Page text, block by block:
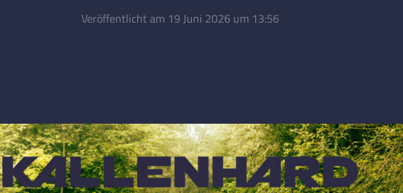
Veröffentlicht am 19 Juni 2026 um 13:56